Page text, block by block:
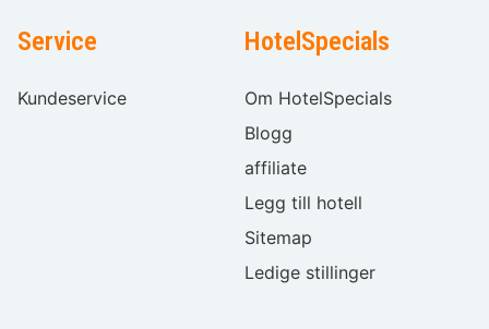
Service
Kundeservice
HotelSpecials
Om HotelSpecials
Blogg
affiliate
Legg till hotell
Sitemap
Ledige stillinger